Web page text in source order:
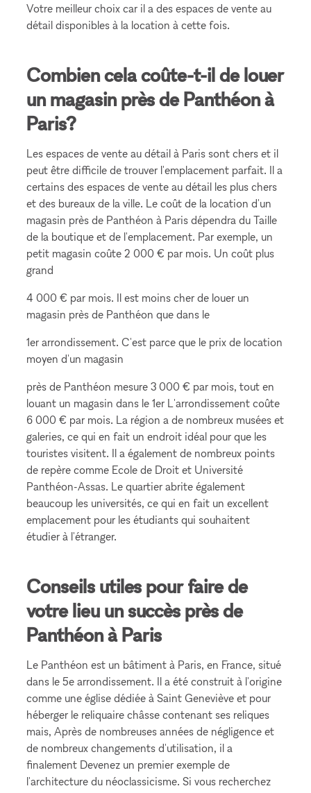
Votre meilleur choix car il a des espaces de vente au
détail disponibles à la location à cette fois.
Combien cela coûte-t-il de louer
un magasin près de Panthéon à
Paris?
Les espaces de vente au détail à Paris sont chers et il
peut être difficile de trouver l'emplacement parfait. Il a
certains des espaces de vente au détail les plus chers
et des bureaux de la ville. Le coût de la location d'un
magasin près de Panthéon à Paris dépendra du Taille
de la boutique et de l'emplacement. Par exemple, un
petit magasin coûte 2 000 € par mois. Un coût plus
grand
4 000 € par mois. Il est moins cher de louer un
magasin près de Panthéon que dans le
1er arrondissement. C'est parce que le prix de location
moyen d'un magasin
près de Panthéon mesure 3 000 € par mois, tout en
louant un magasin dans le 1er L'arrondissement coûte
6 000 € par mois. La région a de nombreux musées et
galeries, ce qui en fait un endroit idéal pour que les
touristes visitent. Il a également de nombreux points
de repère comme Ecole de Droit et Université
Panthéon-Assas. Le quartier abrite également
beaucoup les universités, ce qui en fait un excellent
emplacement pour les étudiants qui souhaitent
étudier à l'étranger.
Conseils utiles pour faire de
votre lieu un succès près de
Panthéon à Paris
Le Panthéon est un bâtiment à Paris, en France, situé
dans le 5e arrondissement. Il a été construit à l'origine
comme une église dédiée à Saint Geneviève et pour
héberger le reliquaire châsse contenant ses reliques
mais, Après de nombreuses années de négligence et
de nombreux changements d'utilisation, il a
finalement Devenez un premier exemple de
l'architecture du néoclassicisme. Si vous recherchez